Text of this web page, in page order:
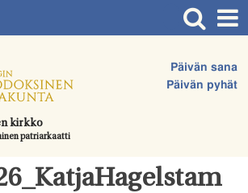
kirkko
patriarkaatti
Päivän sana
Päivän pyhät